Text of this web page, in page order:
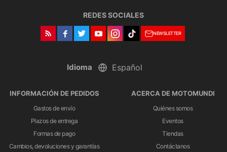
REDES SOCIALES
NEWSLETTER
Idioma
INFORMACIÓN DE PEDIDOS
Gastos de envío
Plazos de entrega
Formas de pago
Cambios, devoluciones y garantías
ACERCA DE MOTOMUNDI
Quiénes somos
Eventos
Tiendas
Contáctanos